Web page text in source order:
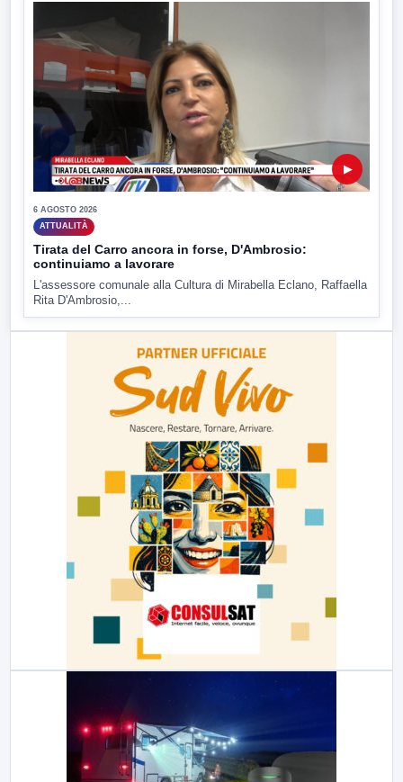
▶
6 AGOSTO 2026
ATTUALITÀ
Tirata del Carro ancora in forse, D'Ambrosio:
continuiamo a lavorare
L'assessore comunale alla Cultura di Mirabella Eclano, Raffaella
Rita D'Ambrosio,...